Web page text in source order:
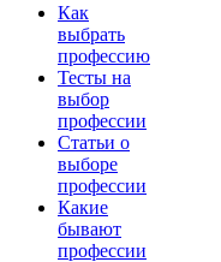
Как
выбрать
профессию
Тесты на
выбор
профессии
Статьи о
выборе
профессии
Какие
бывают
профессии